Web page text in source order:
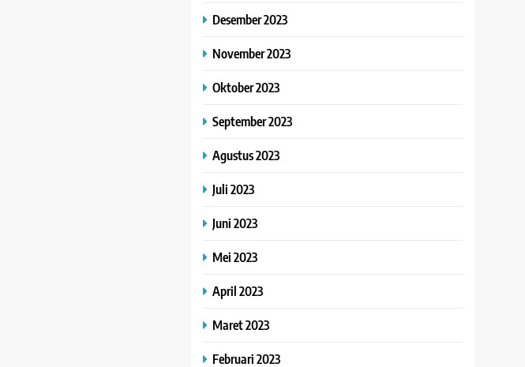
Desember 2023
November 2023
Oktober 2023
September 2023
Agustus 2023
Juli 2023
Juni 2023
Mei 2023
April 2023
Maret 2023
Februari 2023